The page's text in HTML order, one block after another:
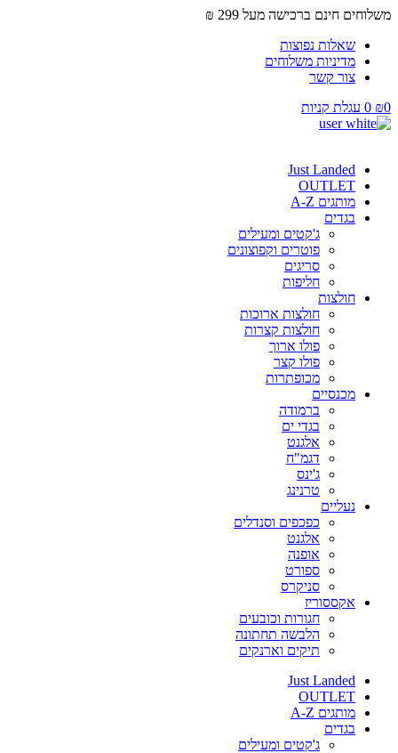
משלוחים חינם ברכישה מעל 299 ₪
שאלות נפוצות
מדיניות משלוחים
צור קשר
₪0
0 עגלת קניות
Just Landed
OUTLET
מותגים A-Z
בגדים
ג'קטים ומעילים
פוטרים וקפוצונים
סריגים
חליפות
חולצות
חולצות ארוכות
חולצות קצרות
פולו ארוך
פולו קצר
מכופתרות
מכנסיים
ברמודה
בגדי ים
אלגנט
דגמ"ח
ג'ינס
טרנינג
נעליים
כפכפים וסנדלים
אלגנט
אופנה
ספורט
סניקרס
אקססוריז
חגורות וכובעים
הלבשה תחתונה
תיקים וארנקים
Just Landed
OUTLET
מותגים A-Z
בגדים
ג'קטים ומעילים